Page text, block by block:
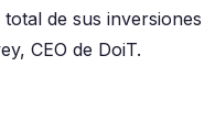
de sus inversiones
CEO de DoiT.